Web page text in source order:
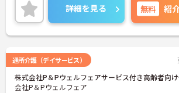
詳細を見る 無料 紹
通所介護（デイサービス）
株式会社P＆Pウェルフェアサービス付き高齢者向
会社P＆Pウェルフェア